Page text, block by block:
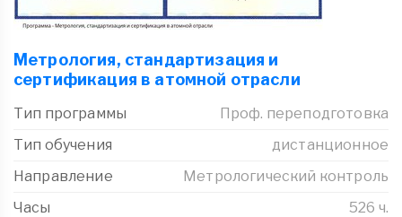
Метрология, стандартизация и
сертификация в атомной отрасли
Тип программы
Проф. переподготовка
Тип обучения
дистанционное
Направление
Метрологический контроль
Часы
526 ч.